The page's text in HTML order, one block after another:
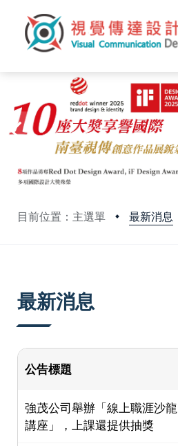
目前位置：主選單 最新消息
最新消息
公告標題
強茂公司舉辦「線上職涯沙龍
講座」，上課還提供抽獎